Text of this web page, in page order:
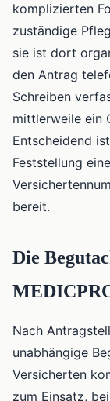
komplizierten
zuständige
sie ist dort
den Antrag
Schreiben
mittlerweile ein
Entscheidend
Feststellung
bereit.
Die
Nach
unabhängige
Versicherten
zum Einsatz,